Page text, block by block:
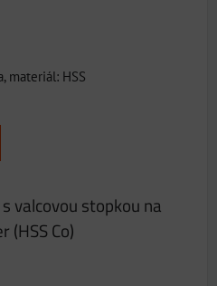
materiál: HSS
valcovou stopkou na
(HSS Co)